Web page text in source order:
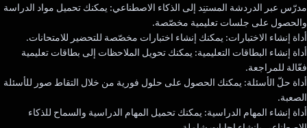
مدرّس عبر الدردشة المستنِد إلى الذكاء الاصطناعي: يمكنك تحميل مواد الدراسة
والحصول على جلسات تعليمية مخصّصة.
أداة إنشاء الاختبارات: يمكنك إنشاء اختبارات مخصّصة للتحضير للامتحانات.
أداة إنشاء البطاقات التعليمية: يمكنك تحويل الملاحظات إلى بطاقات تعليمية
فعّالة للمراجعة.
أداة حلّ الأسئلة: يمكنك الحصول على حلول فورية من خلال التقاط صور للأسئلة
الصعبة.
أداة إنشاء المهام الدراسية: يمكنك تحميل المهام الدراسية والسماح للذكاء